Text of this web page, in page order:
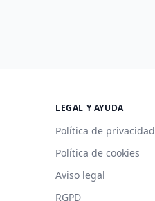
LEGAL Y AYUDA
Política de privacidad
Política de cookies
Aviso legal
RGPD